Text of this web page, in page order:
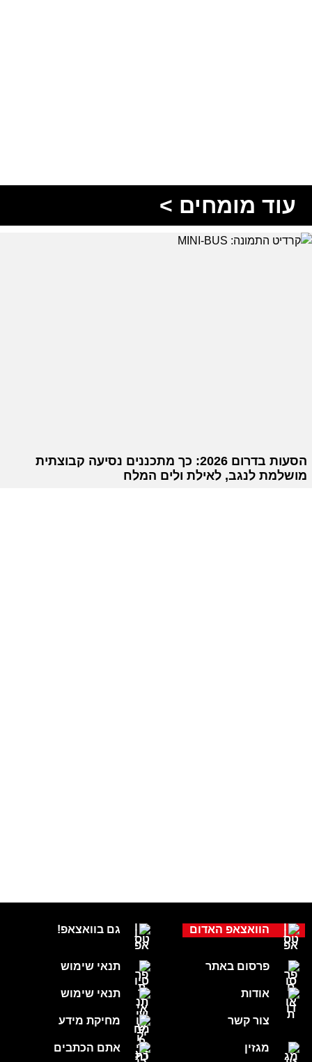
עוד מומחים >
הסעות בדרום 2026: כך מתכננים נסיעה קבוצתית
מושלמת לנגב, לאילת ולים המלח
גם בוואצאפ!
תנאי שימוש
תנאי שימוש
מחיקת מידע
אתם הכתבים
הוואצאפ האדום
פרסום באתר
אודות
צור קשר
מגזין